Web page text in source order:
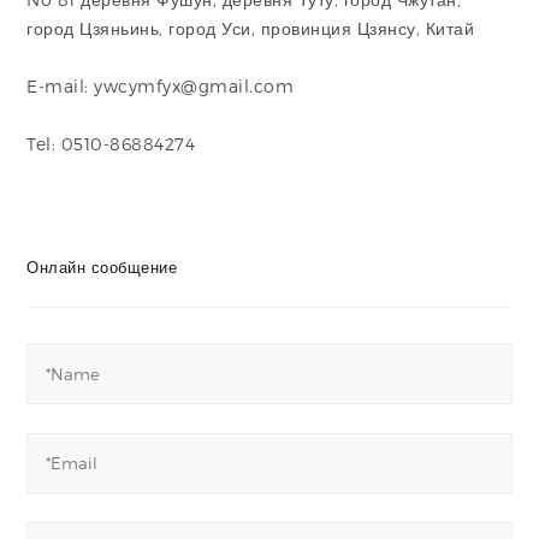
город Цзяньинь, город Уси, провинция Цзянсу, Китай
E-mail: ywcymfyx@gmail.com
Tel: 0510-86884274
Онлайн сообщение